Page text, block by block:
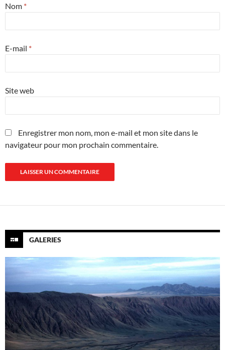
Nom *
E-mail *
Site web
Enregistrer mon nom, mon e-mail et mon site dans le
navigateur pour mon prochain commentaire.
GALERIES